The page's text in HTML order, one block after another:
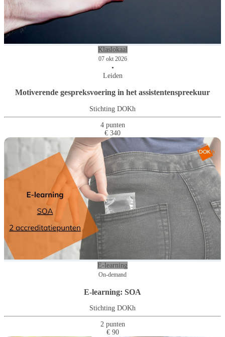
Klaslokaal
07 okt 2026
•
Leiden
Motiverende gespreksvoering in het assistentenspreekuur
Stichting DOKh
4 punten
€ 340
E-learning
On-demand
E-learning: SOA
Stichting DOKh
2 punten
€ 90